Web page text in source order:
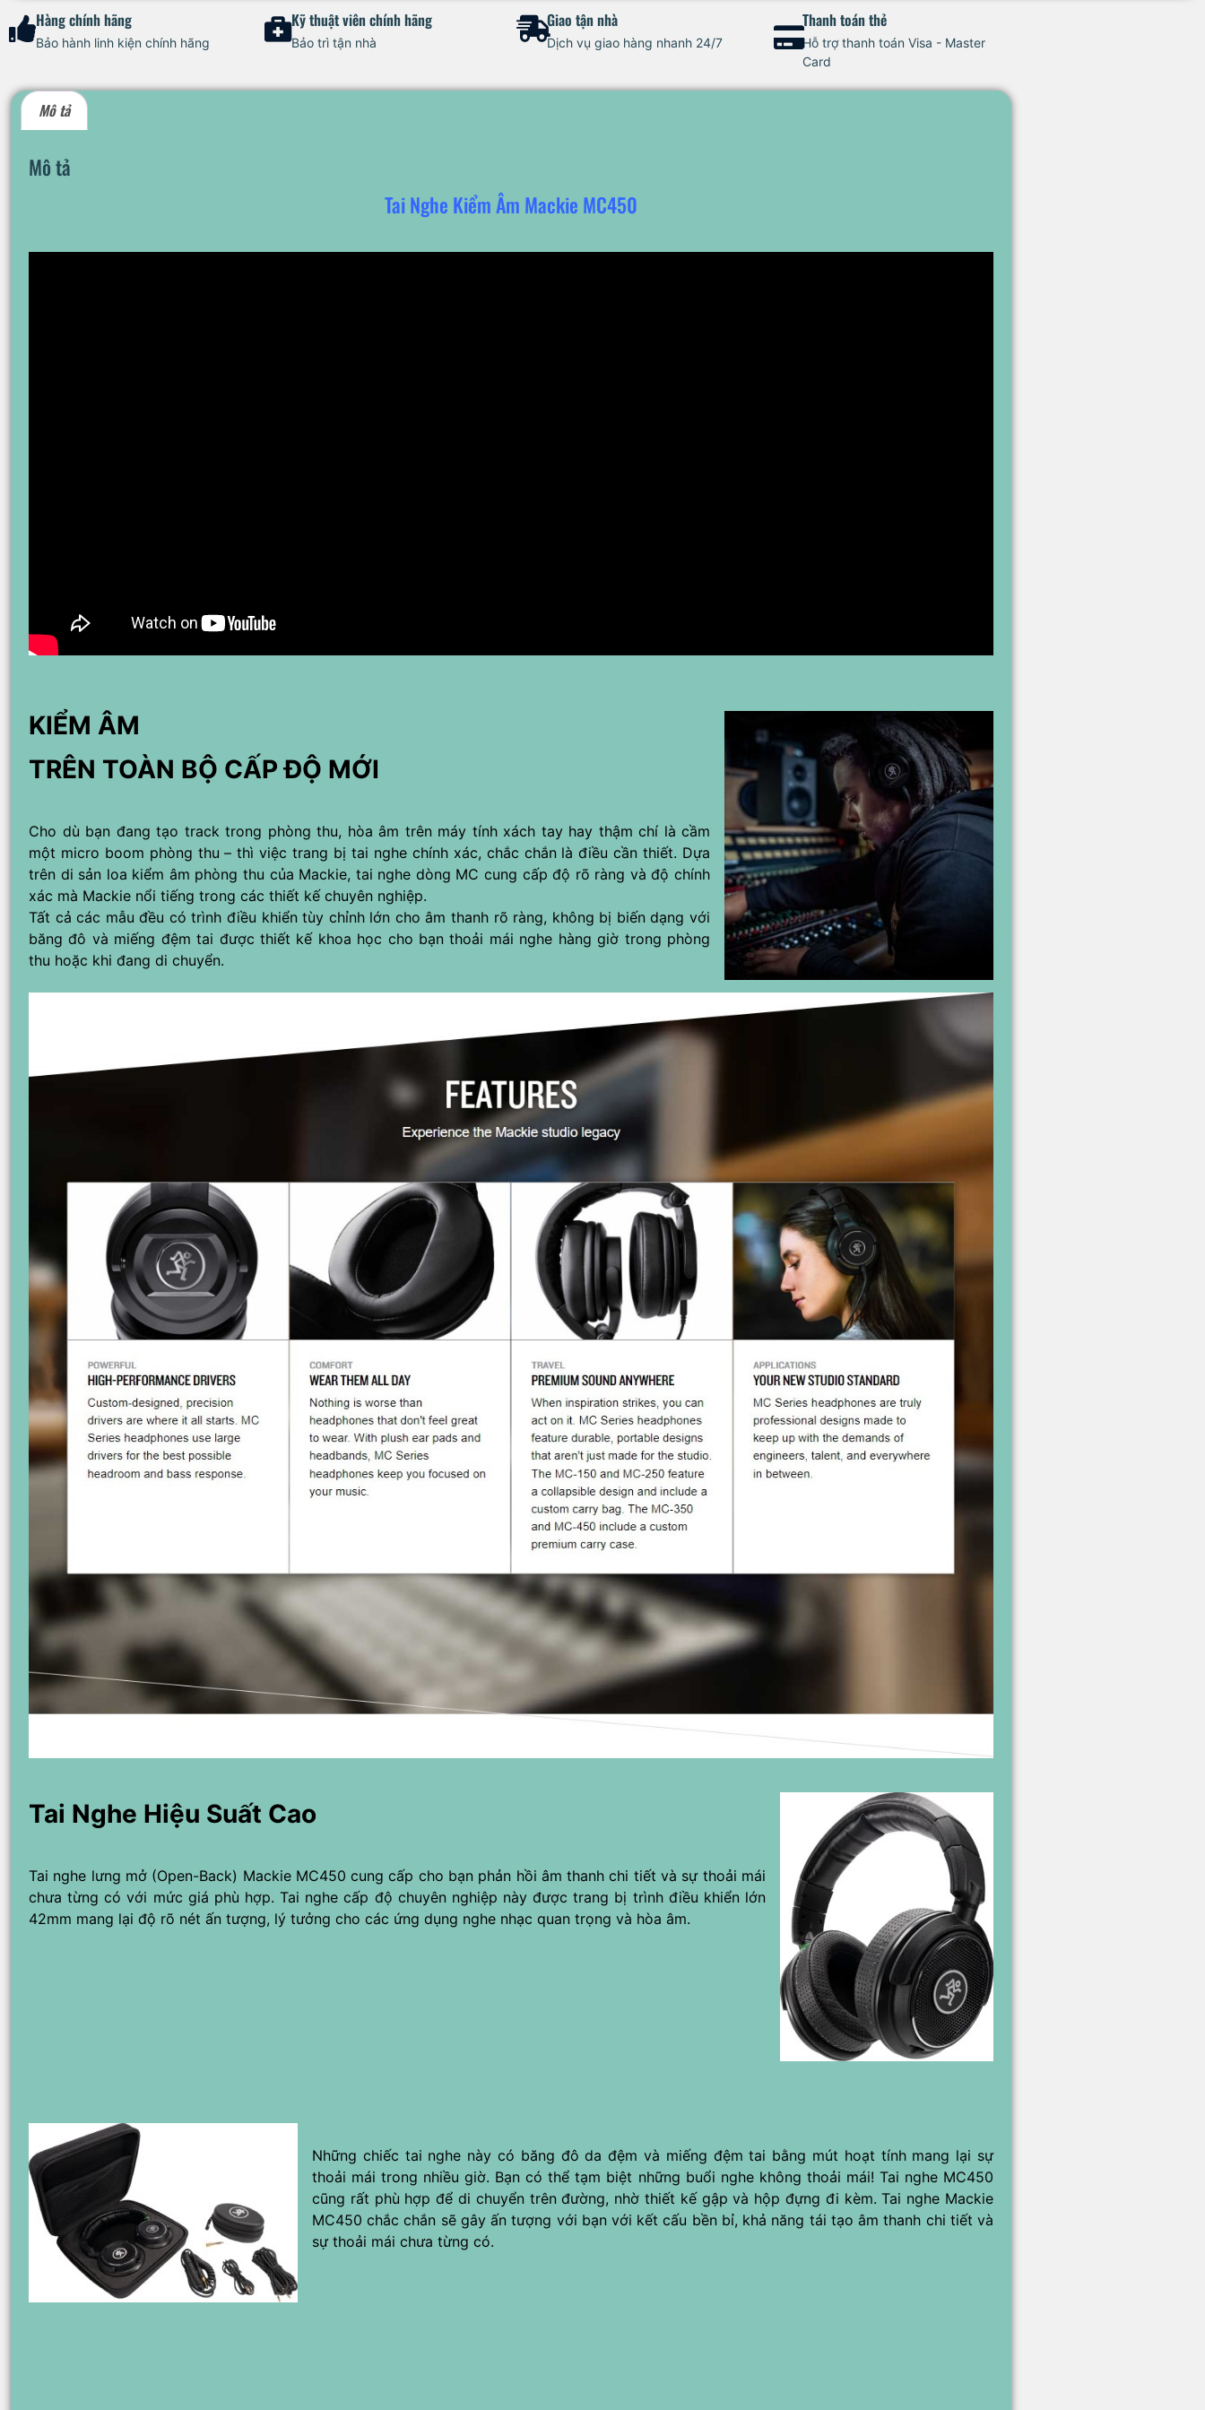
Hàng chính hãng
Bảo hành linh kiện chính hãng
Kỹ thuật viên chính hãng
Bảo trì tận nhà
Giao tận nhà
Dịch vụ giao hàng nhanh 24/7
Thanh toán thẻ
Hỗ trợ thanh toán Visa - Master
Card
Mô tả
Mô tả
Tai Nghe Kiểm Âm Mackie MC450
KIỂM ÂM
TRÊN TOÀN BỘ CẤP ĐỘ MỚI
Cho dù bạn đang tạo track trong phòng thu, hòa âm trên máy tính xách tay hay thậm chí là cầm
một micro boom phòng thu – thì việc trang bị tai nghe chính xác, chắc chắn là điều cần thiết. Dựa
trên di sản loa kiểm âm phòng thu của Mackie, tai nghe dòng MC cung cấp độ rõ ràng và độ chính
xác mà Mackie nổi tiếng trong các thiết kế chuyên nghiệp.
Tất cả các mẫu đều có trình điều khiển tùy chỉnh lớn cho âm thanh rõ ràng, không bị biến dạng với
băng đô và miếng đệm tai được thiết kế khoa học cho bạn thoải mái nghe hàng giờ trong phòng
thu hoặc khi đang di chuyển.
Tai Nghe Hiệu Suất Cao
Tai nghe lưng mở (Open-Back) Mackie MC450 cung cấp cho bạn phản hồi âm thanh chi tiết và sự thoải mái
chưa từng có với mức giá phù hợp. Tai nghe cấp độ chuyên nghiệp này được trang bị trình điều khiển lớn
42mm mang lại độ rõ nét ấn tượng, lý tưởng cho các ứng dụng nghe nhạc quan trọng và hòa âm.
Những chiếc tai nghe này có băng đô da đệm và miếng đệm tai bằng mút hoạt tính mang lại sự
thoải mái trong nhiều giờ. Bạn có thể tạm biệt những buổi nghe không thoải mái! Tai nghe MC450
cũng rất phù hợp để di chuyển trên đường, nhờ thiết kế gập và hộp đựng đi kèm. Tai nghe Mackie
MC450 chắc chắn sẽ gây ấn tượng với bạn với kết cấu bền bỉ, khả năng tái tạo âm thanh chi tiết và
sự thoải mái chưa từng có.